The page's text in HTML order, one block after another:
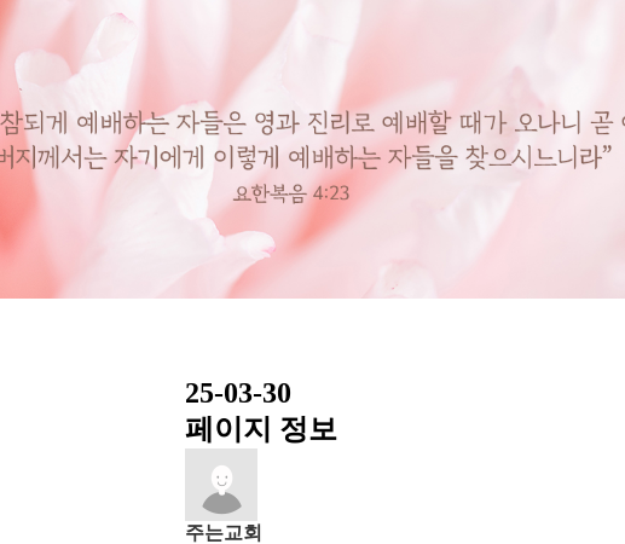
25-03-30
페이지 정보
주는교회